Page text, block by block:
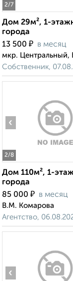
2/7
Дом 29м², 1-
города
13 500 ₽ в месяц
мкр. Центральный,
Собственник,
2/8
‹
Дом 110м², 1-
города
85 000 ₽ в месяц
В.М. Комарова
Агентство,
‹